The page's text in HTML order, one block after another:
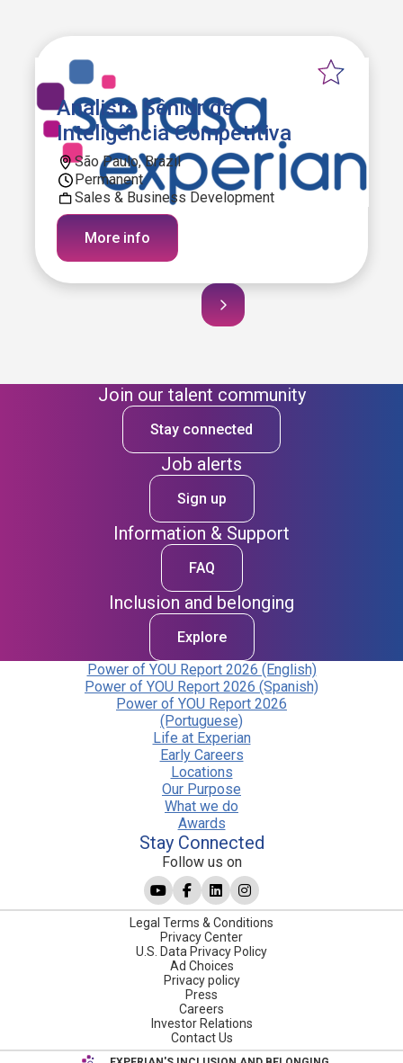
Analista Sênior de
Inteligência Competitiva
São Paulo, Brazil
Permanent
Sales & Business Development
More info
Join our talent community
Stay connected
Job alerts
Sign up
Information & Support
FAQ
Inclusion and belonging
Explore
Power of YOU Report 2026 (English)
Power of YOU Report 2026 (Spanish)
Power of YOU Report 2026
(Portuguese)
Life at Experian
Early Careers
Locations
Our Purpose
What we do
Awards
Stay Connected
Follow us on
Legal Terms & Conditions
Privacy Center
U.S. Data Privacy Policy
Ad Choices
Privacy policy
Press
Careers
Investor Relations
Contact Us